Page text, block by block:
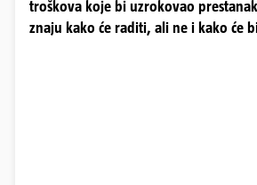
troškova koje bi uzrokovao
znaju kako će raditi, ali ne i kako će